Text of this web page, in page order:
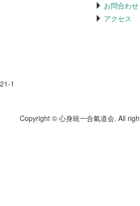
お問合わせ
アクセス
1
Copyright © 心身統一合氣道会. All